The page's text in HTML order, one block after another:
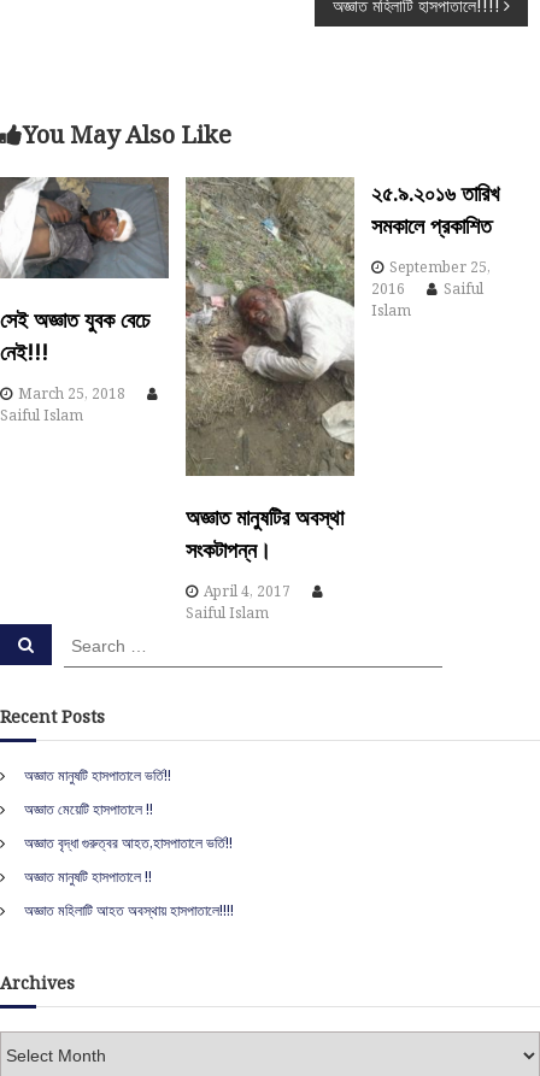
t
n
a
v
i
g
n
অজ্ঞাত মহিলাটি হাসপাতালে!!!!
You May Also Like
সেই অজ্ঞাত যুবক বেচে
নেই!!!
March 25, 2018
Saiful Islam
অজ্ঞাত মানুষটির অবস্থা
সংকটাপন্ন।
April 4, 2017
Saiful Islam
২৫.৯.২০১৬ তারিখ
সমকালে প্রকাশিত
September 25,
2016
Saiful
Islam
e
r
c
f
o
r
S
h
Recent Posts
অজ্ঞাত মানুষটি হাসপাতালে ভর্তি!!
অজ্ঞাত মেয়েটি হাসপাতালে !!
অজ্ঞাত বৃদ্ধা গুরুত্বর আহত,হাসপাতালে ভর্তি!!
অজ্ঞাত মানুষটি হাসপাতালে !!
অজ্ঞাত মহিলাটি আহত অবস্থায় হাসপাতালে!!!!
Archives